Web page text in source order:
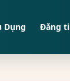
Dụng Đăng